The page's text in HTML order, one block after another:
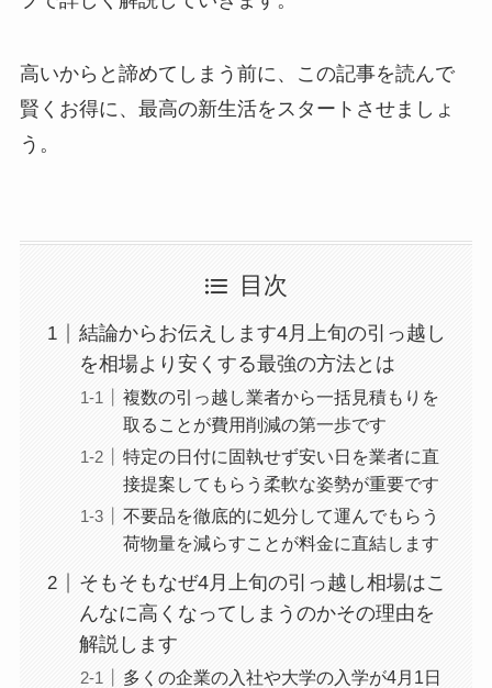
高いからと諦めてしまう前に、この記事を読んで
賢くお得に、最高の新生活をスタートさせましょ
う。
目次
結論からお伝えします4月上旬の引っ越し
を相場より安くする最強の方法とは
複数の引っ越し業者から一括見積もりを
取ることが費用削減の第一歩です
特定の日付に固執せず安い日を業者に直
接提案してもらう柔軟な姿勢が重要です
不要品を徹底的に処分して運んでもらう
荷物量を減らすことが料金に直結します
そもそもなぜ4月上旬の引っ越し相場はこ
んなに高くなってしまうのかその理由を
解説します
多くの企業の入社や大学の入学が4月1日